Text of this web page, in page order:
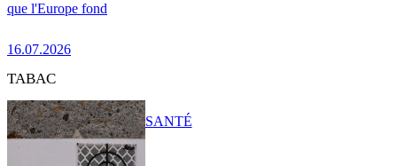
que l'Europe fond
16.07.2026
TABAC
SANTÉ